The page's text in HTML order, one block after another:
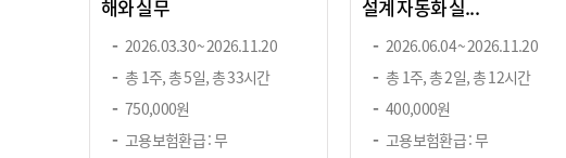
해와 실무
2026.03.30 ~ 2026.11.20
총 1주, 총 5일, 총 33시간
750,000원
고용보험환급 : 무
설계 자동화 실...
2026.06.04 ~ 2026.11.20
총 1주, 총 2일, 총 12시간
400,000원
고용보험환급 : 무